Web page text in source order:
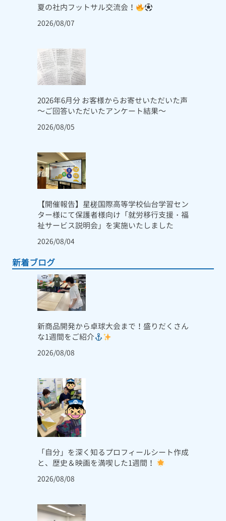
夏の社内フットサル交流会！
2026/08/07
2026年6月分 お客様からお寄せいただいた声
～ご回答いただいたアンケート結果～
2026/08/05
【開催報告】星槎国際高等学校仙台学習セン
ター様にて保護者様向け「就労移行支援・福
祉サービス説明会」を実施いたしました
2026/08/04
新着ブログ
新商品開発から卓球大会まで！盛りだくさん
な1週間をご紹介
2026/08/08
「自分」を深く知るプロフィールシート作成
と、歴史＆映画を満喫した1週間！
2026/08/08